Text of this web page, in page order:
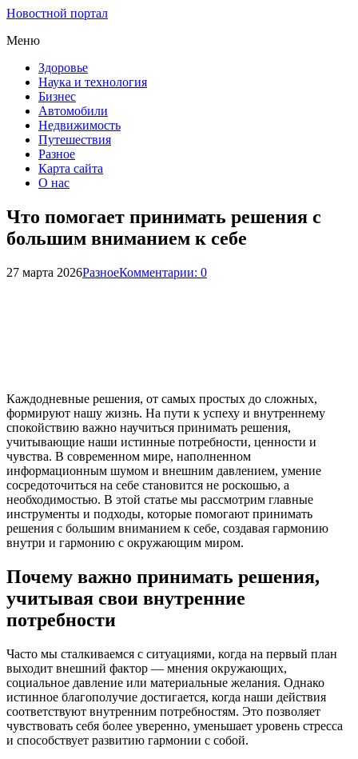
Новостной портал
Меню
Здоровье
Наука и технология
Бизнес
Автомобили
Недвижимость
Путешествия
Разное
Карта сайта
О нас
Что помогает принимать решения с
большим вниманием к себе
27 марта 2026РазноеКомментарии: 0
Каждодневные решения, от самых простых до сложных,
формируют нашу жизнь. На пути к успеху и внутреннему
спокойствию важно научиться принимать решения,
учитывающие наши истинные потребности, ценности и
чувства. В современном мире, наполненном
информационным шумом и внешним давлением, умение
сосредоточиться на себе становится не роскошью, а
необходимостью. В этой статье мы рассмотрим главные
инструменты и подходы, которые помогают принимать
решения с большим вниманием к себе, создавая гармонию
внутри и гармонию с окружающим миром.
Почему важно принимать решения,
учитывая свои внутренние
потребности
Часто мы сталкиваемся с ситуациями, когда на первый план
выходит внешний фактор — мнения окружающих,
социальное давление или материальные желания. Однако
истинное благополучие достигается, когда наши действия
соответствуют внутренним потребностям. Это позволяет
чувствовать себя более уверенно, уменьшает уровень стресса
и способствует развитию гармонии с собой.